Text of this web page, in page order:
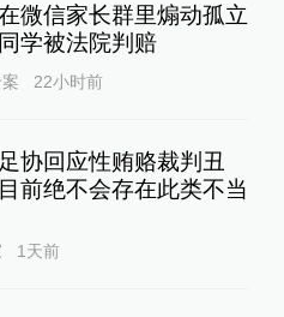
微信家长群里煽动孤立
学被法院判赔
22小时前
协回应性贿赂裁判丑
前绝不会存在此类不当
1天前